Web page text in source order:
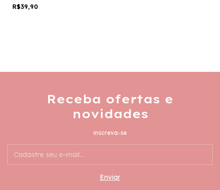
R$39,90
Receba ofertas e
novidades
inscreva-se